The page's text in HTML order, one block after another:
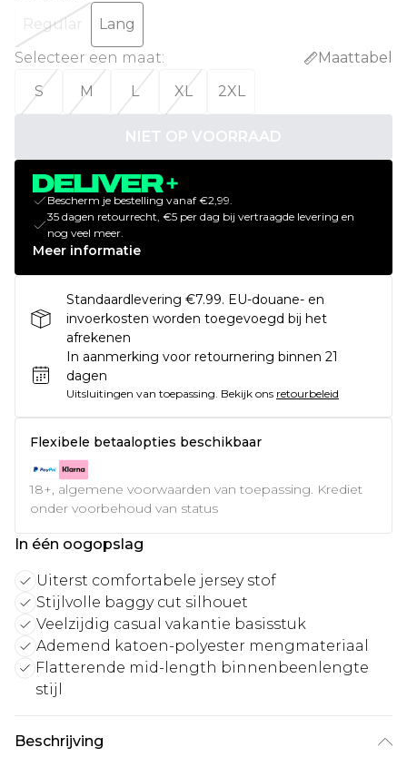
Regular
Lang
Selecteer een maat:
Maattabel
S
M L XL 2XL
NIET OP VOORRAAD
Bescherm je bestelling vanaf €2,99.
35 dagen retourrecht, €5 per dag bij vertraagde levering en
nog veel meer.
Meer informatie
Standaardlevering €7.99. EU-douane- en
invoerkosten worden toegevoegd bij het
afrekenen
In aanmerking voor retournering binnen 21
dagen
Uitsluitingen van toepassing. Bekijk ons retourbeleid
Flexibele betaalopties beschikbaar
18+, algemene voorwaarden van toepassing. Krediet
onder voorbehoud van status
In één oogopslag
Uiterst comfortabele jersey stof
Stijlvolle baggy cut silhouet
Veelzijdig casual vakantie basisstuk
Ademend katoen-polyester mengmateriaal
Flatterende mid-length binnenbeenlengte
stijl
Beschrijving